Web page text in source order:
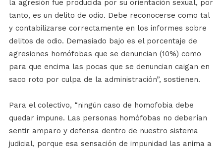
la agresión fue producida por su orientación sexual, por
tanto, es un delito de odio. Debe reconocerse como tal
y contabilizarse correctamente en los informes sobre
delitos de odio. Demasiado bajo es el porcentaje de
agresiones homófobas que se denuncian (10%) como
para que encima las pocas que se denuncian caigan en
saco roto por culpa de la administración”, sostienen.
Para el colectivo, “ningún caso de homofobia debe
quedar impune. Las personas homófobas no deberían
sentir amparo y defensa dentro de nuestro sistema
judicial, porque esa sensación de impunidad las anima a